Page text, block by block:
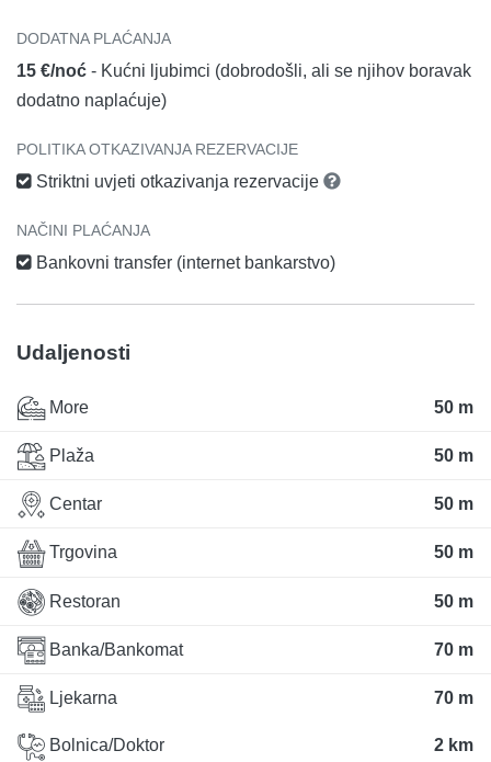
DODATNA PLAĆANJA
15 €/noć - Kućni ljubimci (dobrodošli, ali se njihov boravak
dodatno naplaćuje)
POLITIKA OTKAZIVANJA REZERVACIJE
Striktni uvjeti otkazivanja rezervacije
NAČINI PLAĆANJA
Bankovni transfer (internet bankarstvo)
Udaljenosti
More 50 m
Plaža 50 m
Centar 50 m
Trgovina 50 m
Restoran 50 m
Banka/Bankomat 70 m
Ljekarna 70 m
Bolnica/Doktor 2 km